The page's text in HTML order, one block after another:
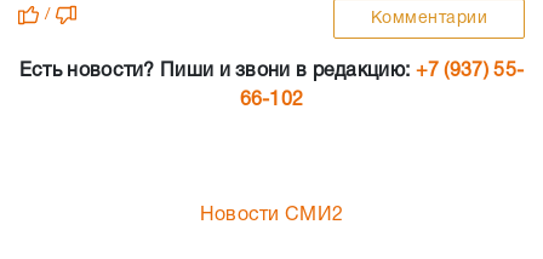
/ Комментарии
Есть новости? Пиши и звони в редакцию: +7 (937) 55-
66-102
Новости СМИ2